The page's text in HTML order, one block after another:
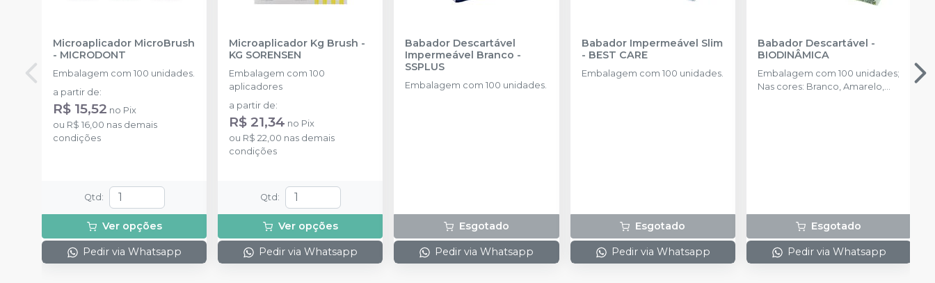
Microaplicador MicroBrush
- MICRODONT
Embalagem com 100 unidades.
a partir de:
R$ 15,52 no Pix
ou R$ 16,00 nas demais
condições
Qtd :
Ver opções
Pedir via Whatsapp
Microaplicador Kg Brush -
KG SORENSEN
Embalagem com 100
aplicadores
a partir de:
R$ 21,34 no Pix
ou R$ 22,00 nas demais
condições
Qtd :
Ver opções
Pedir via Whatsapp
Babador Descartável
Impermeável Branco -
SSPLUS
Embalagem com 100 unidades.
Esgotado
Pedir via Whatsapp
Babador Impermeável Slim
- BEST CARE
Embalagem com 100 unidades.
Esgotado
Pedir via Whatsapp
Babador Descartável -
BIODINÂMICA
Embalagem com 100 unidades;
Nas cores: Branco, Amarelo,
Esgotado
Pedir via Whatsapp